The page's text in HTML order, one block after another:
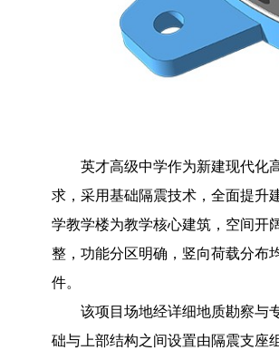
英才高级中学作为新建现代化
求，采用基础隔震技术，全面提升
学教学楼为教学核心建筑，空间开
整，功能分区明确，竖向荷载分布
件。
该项目场地经详细地质勘察与
础与上部结构之间设置由隔震支座